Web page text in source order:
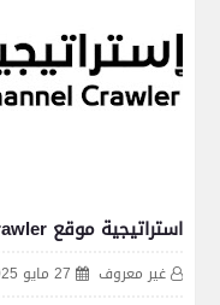
استراتيجية موقع Channel Crawler للربح من اليوتيوب
غير معروف 27 مايو 2025